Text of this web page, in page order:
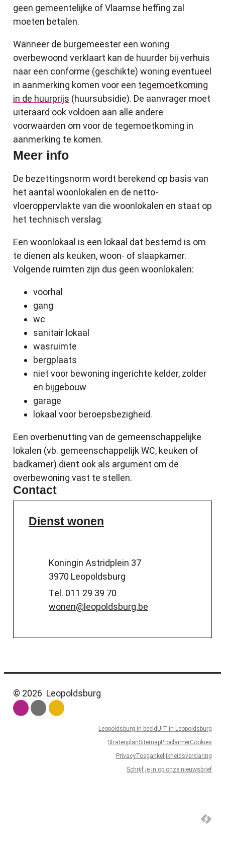
geen gemeentelijke of Vlaamse heffing zal
moeten betalen.
Wanneer de burgemeester een woning
overbewoond verklaart kan de huurder bij verhuis
naar een conforme (geschikte) woning eventueel
in aanmerking komen voor een tegemoetkoming
in de huurprijs (huursubsidie). De aanvrager moet
uiteraard ook voldoen aan alle andere
voorwaarden om voor de tegemoetkoming in
aanmerking te komen.
Meer info
De bezettingsnorm wordt berekend op basis van
het aantal woonlokalen en de netto-
vloeroppervlakte van die woonlokalen en staat op
het technisch verslag.
Een woonlokaal is een lokaal dat bestemd is om
te dienen als keuken, woon- of slaapkamer.
Volgende ruimten zijn dus geen woonlokalen:
voorhal
gang
wc
sanitair lokaal
wasruimte
bergplaats
niet voor bewoning ingerichte kelder, zolder
en bijgebouw
garage
lokaal voor beroepsbezigheid.
Een overbenutting van de gemeenschappelijke
lokalen (vb. gemeenschappelijk WC, keuken of
badkamer) dient ook als argument om de
overbewoning vast te stellen.
Contact
Dienst wonen
AdresKoningin Astridplein 37
,3970 Leopoldsburg
011 29 39 70
E-mailwonen@ leopoldsburg.be
© 2026 Leopoldsburg
Leopoldsburg in beeld UiT in Leopoldsburg
StratenplanSitemapProclaimerCookies
PrivacyToegankelijkheidsverklaring
Schrijf je in op onze nieuwsbrief